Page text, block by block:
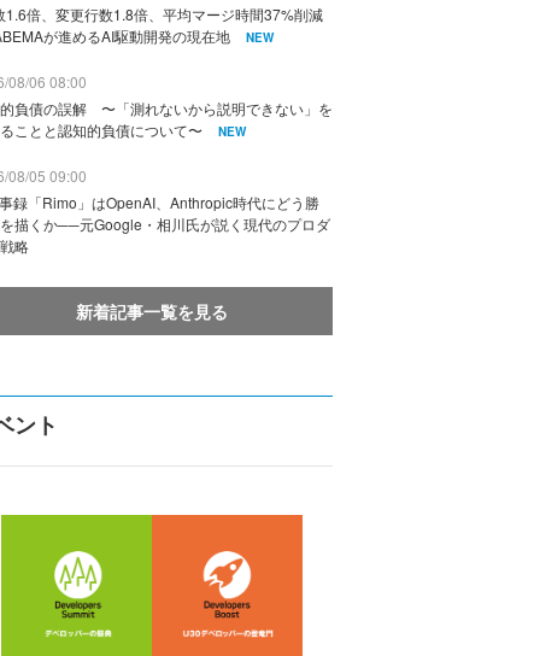
1.6倍、変更行数1.8倍、平均マージ時間37%削減
が進めるAI駆動開発の現在地
NEW
08/06 08:00
負債の誤解 〜「測れないから説明できない」を
ことと認知的負債について〜
NEW
08/05 09:00
録「Rimo」はOpenAI、Anthropic時代にどう勝
描くか──元Google・相川氏が説く現代のプロダ
略
新着記事一覧を見る
ント